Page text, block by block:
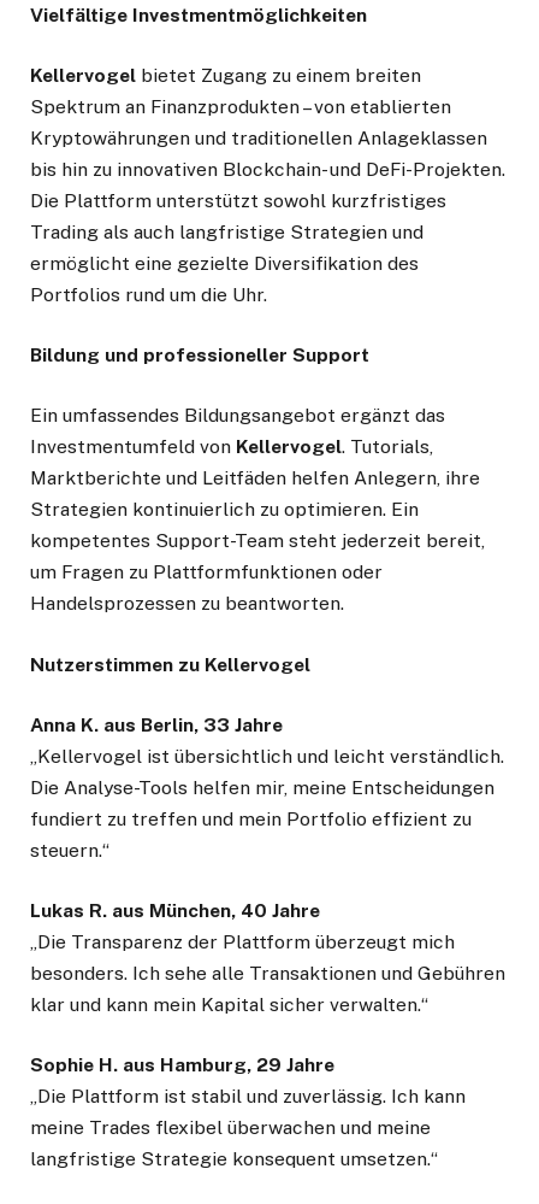
Vielfältige Investmentmöglichkeiten
Kellervogel bietet Zugang zu einem breiten
Spektrum an Finanzprodukten – von etablierten
Kryptowährungen und traditionellen Anlageklassen
bis hin zu innovativen Blockchain- und DeFi-Projekten.
Die Plattform unterstützt sowohl kurzfristiges
Trading als auch langfristige Strategien und
ermöglicht eine gezielte Diversifikation des
Portfolios rund um die Uhr.
Bildung und professioneller Support
Ein umfassendes Bildungsangebot ergänzt das
Investmentumfeld von Kellervogel. Tutorials,
Marktberichte und Leitfäden helfen Anlegern, ihre
Strategien kontinuierlich zu optimieren. Ein
kompetentes Support-Team steht jederzeit bereit,
um Fragen zu Plattformfunktionen oder
Handelsprozessen zu beantworten.
Nutzerstimmen zu Kellervogel
Anna K. aus Berlin, 33 Jahre
„Kellervogel ist übersichtlich und leicht verständlich.
Die Analyse-Tools helfen mir, meine Entscheidungen
fundiert zu treffen und mein Portfolio effizient zu
steuern.“
Lukas R. aus München, 40 Jahre
„Die Transparenz der Plattform überzeugt mich
besonders. Ich sehe alle Transaktionen und Gebühren
klar und kann mein Kapital sicher verwalten.“
Sophie H. aus Hamburg, 29 Jahre
„Die Plattform ist stabil und zuverlässig. Ich kann
meine Trades flexibel überwachen und meine
langfristige Strategie konsequent umsetzen.“